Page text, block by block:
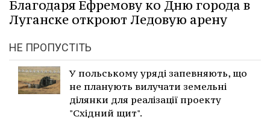
Благодаря Ефремову ко Дню города в
Луганске откроют Ледовую арену
НЕ ПРОПУСТІТЬ
У польському уряді запевняють, що
не планують вилучати земельні
ділянки для реалізації проекту
"Східний щит".